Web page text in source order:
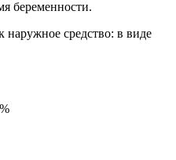
беременности.
средство: в виде